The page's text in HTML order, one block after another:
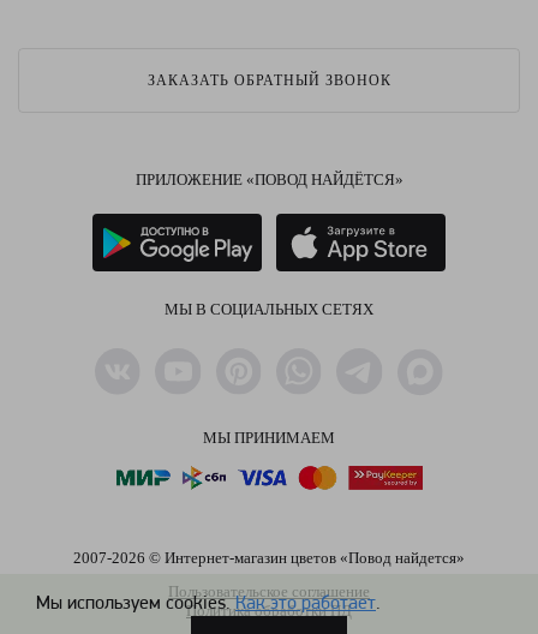
Мы используем cookies.Как это работает.
ЗАКАЗАТЬ ОБРАТНЫЙ ЗВОНОК
ПРИЛОЖЕНИЕ «ПОВОД НАЙДЁТСЯ»
МЫ В СОЦИАЛЬНЫХ СЕТЯХ
МЫ ПРИНИМАЕМ
2007-2026 © Интернет-магазин цветов «Повод найдется»
Пользовательское соглашение
Политика обработки ПД